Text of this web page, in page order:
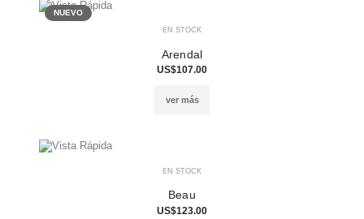
NUEVO
EN STOCK
Arendal
US$107.00
ver más
EN STOCK
Beau
US$123.00